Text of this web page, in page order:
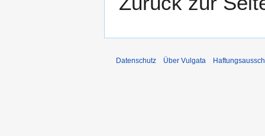
Datenschutz Über Vulgata